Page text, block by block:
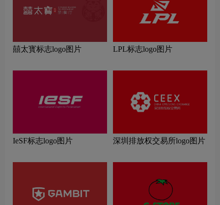
囍太寳标志logo图片 LPL标志logo图片
IeSF标志logo图片 深圳排放权交易所logo图片